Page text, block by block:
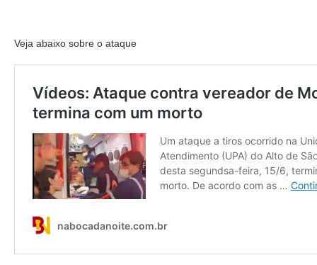
Veja abaixo sobre o ataque